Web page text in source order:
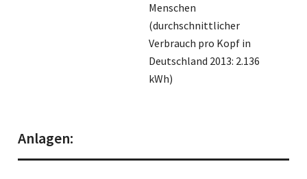
Menschen
(durchschnittlicher
Verbrauch pro Kopf in
Deutschland 2013: 2.136
kWh)
Anlagen: